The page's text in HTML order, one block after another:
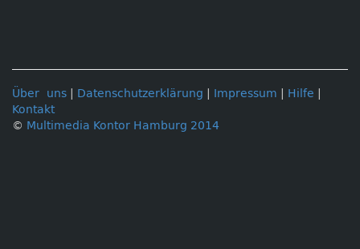
Über uns Datenschutzerklärung Impressum Hilfe
Kontakt
© Multimedia Kontor Hamburg 2014